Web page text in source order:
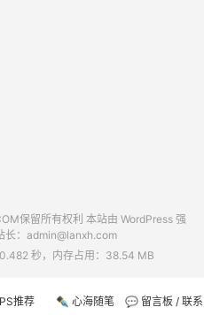
保留所有权利 本站由 WordPress 强
： admin@lanxh.com
秒，内存占用：38.54 MB
推荐 ✒️ 心海随笔 💬 留言板 / 联系